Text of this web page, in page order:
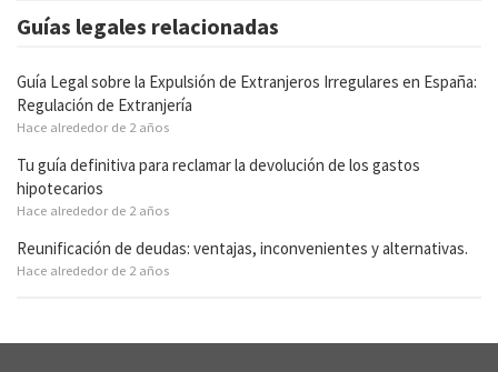
Guías legales relacionadas
Guía Legal sobre la Expulsión de Extranjeros Irregulares en España:
Regulación de Extranjería
Hace alrededor de 2 años
Tu guía definitiva para reclamar la devolución de los gastos
hipotecarios
Hace alrededor de 2 años
Reunificación de deudas: ventajas, inconvenientes y alternativas.
Hace alrededor de 2 años